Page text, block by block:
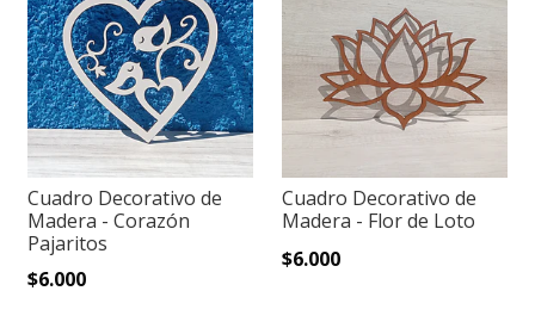
Cuadro Decorativo de
Madera - Corazón
Pajaritos
$6.000
Cuadro Decorativo de
Madera - Flor de Loto
$6.000